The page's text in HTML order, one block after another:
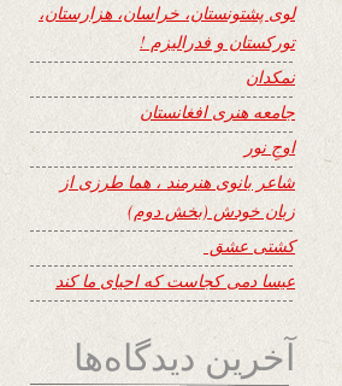
لوی پشتونستان، خراسان، هزارستان،
تورکستان و فدرالیزم !
نمکدان
جامعه هنری افغانستان
اوجِ نور
شاعر بانوی هنرمند ، هما طرزی از
زبان خودش (بخش دوم)
کشتی عشق
عیسا دمی کجاست که احیای ما کند
آخرین دیدگاه‌ها